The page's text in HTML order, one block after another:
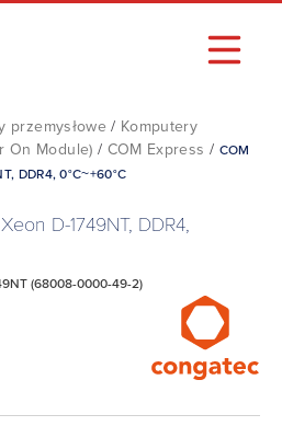
przemysłowe / Komputery
On Module) / COM Express / COM
DDR4, 0°C~+60°C
D-1749NT, DDR4,
(68008-0000-49-2)